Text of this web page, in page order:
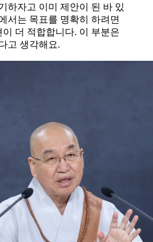
하자고 이미 제안이 된 바 있
서는 목표를 명확히 하려면
더 적합합니다. 이 부분은
고 생각해요.